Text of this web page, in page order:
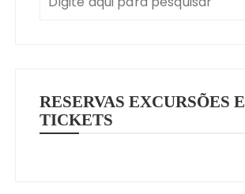
RESERVAS EXCURSÕES E
TICKETS